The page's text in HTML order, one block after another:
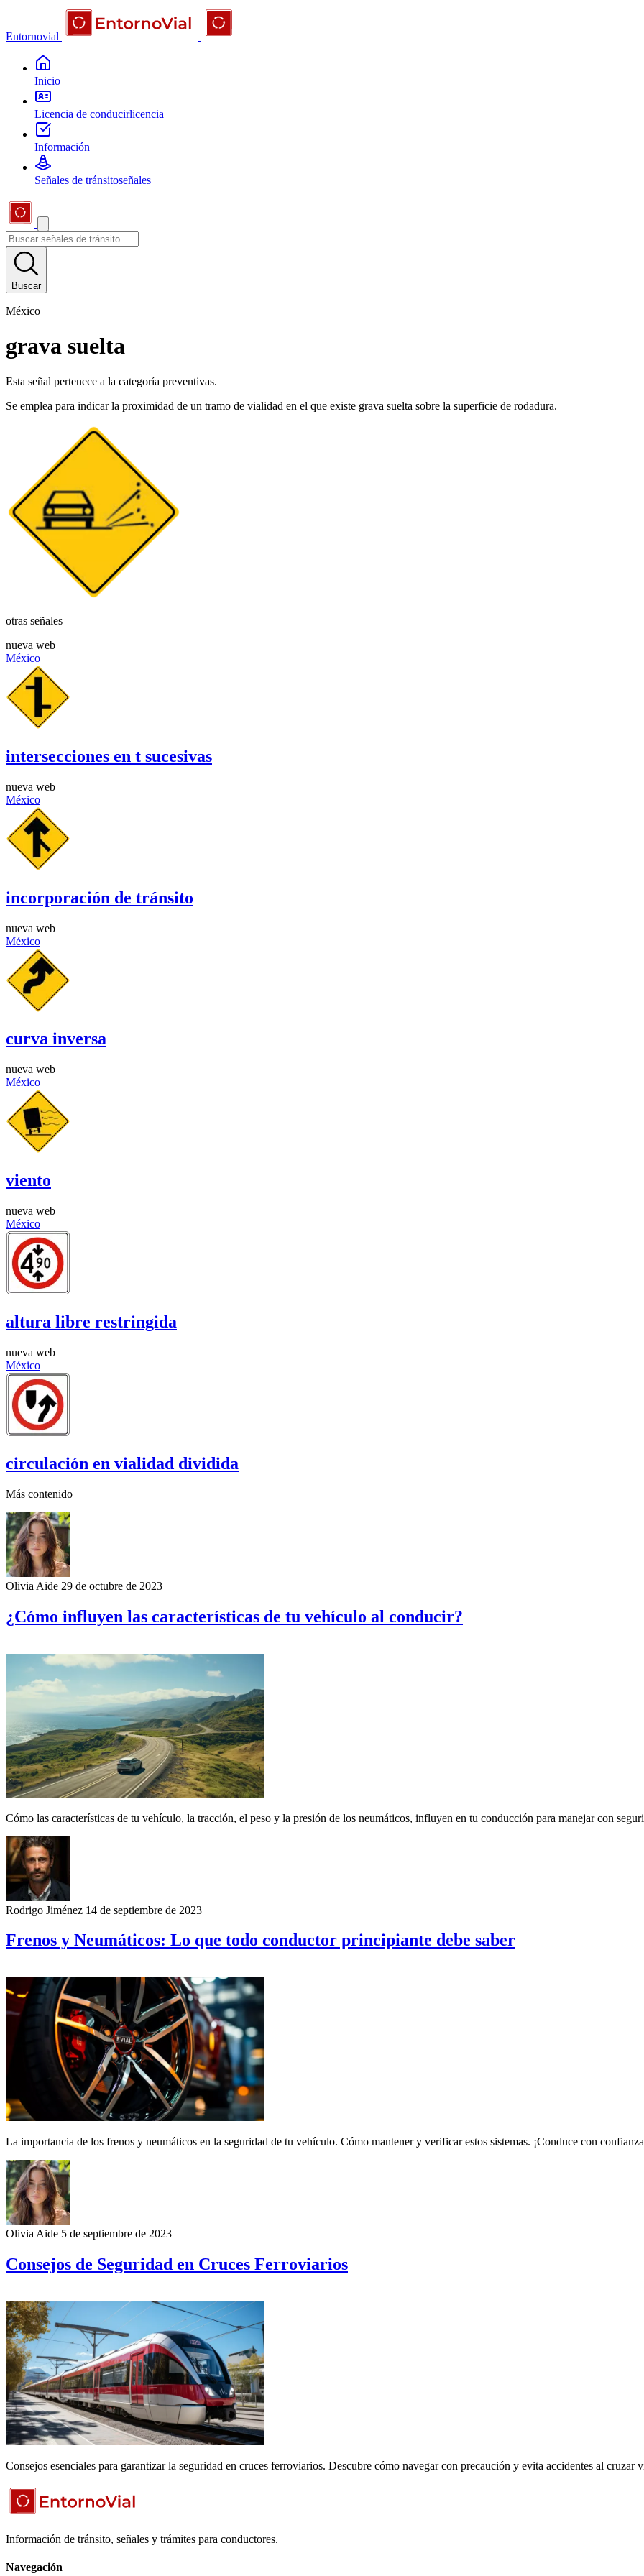
Entornovial
Inicio
Licencia de conducirlicencia
Información
Señales de tránsitoseñales
Buscar
México
grava suelta
Esta señal pertenece a la categoría preventivas.
Se emplea para indicar la proximidad de un tramo de vialidad en el que existe grava suelta sobre la superficie de rodadura.
otras señales
nueva web
México
intersecciones en t sucesivas
nueva web
México
incorporación de tránsito
nueva web
México
curva inversa
nueva web
México
viento
nueva web
México
altura libre restringida
nueva web
México
circulación en vialidad dividida
Más contenido
Olivia Aide 29 de octubre de 2023
¿Cómo influyen las características de tu vehículo al conducir?
Cómo las características de tu vehículo, la tracción, el peso y la presión de los neumáticos, influyen en tu conducción para manejar con
Rodrigo Jiménez 14 de septiembre de 2023
Frenos y Neumáticos: Lo que todo conductor principiante debe saber
La importancia de los frenos y neumáticos en la seguridad de tu vehículo. Cómo mantener y verificar estos sistemas. ¡Conduce con
Olivia Aide 5 de septiembre de 2023
Consejos de Seguridad en Cruces Ferroviarios
Consejos esenciales para garantizar la seguridad en cruces ferroviarios. Descubre cómo navegar con precaución y evita accidentes al cruzar
Información de tránsito, señales y trámites para conductores.
Navegación